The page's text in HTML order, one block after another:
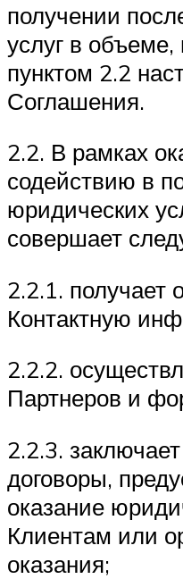
получении
услуг в
пунктом 2.2
Соглашения.
2.2. В рамках
содействию в
юридических
совершает
2.2.1. получает
Контактную
2.2.2.
Партнеров и
2.2.3.
договоры,
оказание
Клиентам или
оказания;